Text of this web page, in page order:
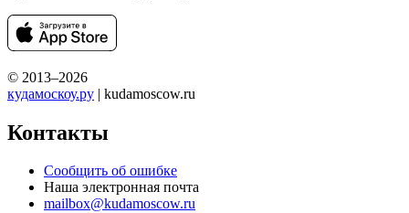
© 2013–2026
кудамоскоу.ру | kudamoscow.ru
Контакты
Сообщить об ошибке
Наша электронная почта
mailbox@kudamoscow.ru